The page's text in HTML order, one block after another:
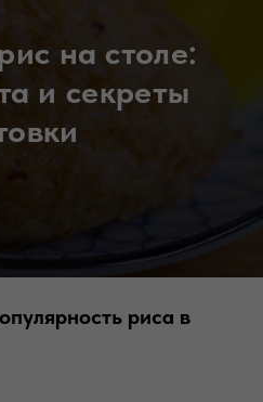
на столе:
и секреты
риса в